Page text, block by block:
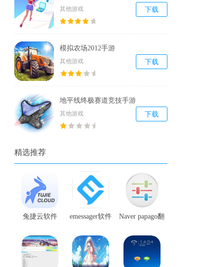
其他游戏 下载
模拟农场2012手游
其他游戏 下载
地平线终极赛道竞技手游
其他游戏 下载
精选推荐
兔捷云软件 emessager软件
Naver papago翻